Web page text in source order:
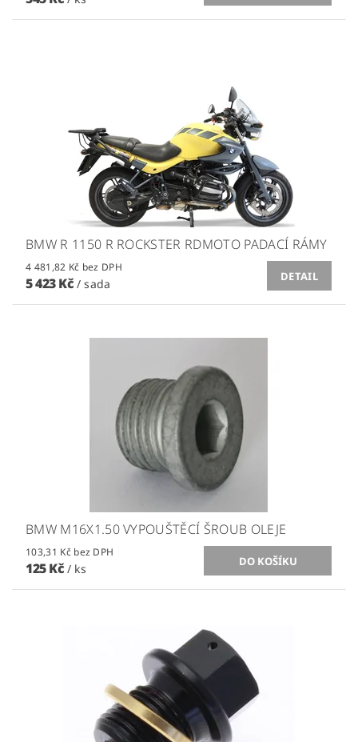
BMW R 1150 R ROCKSTER RDMOTO PADACÍ RÁMY
4 481,82 Kč bez DPH
5 423 Kč / sada
DETAIL
BMW M16X1.50 VYPOUŠTĚCÍ ŠROUB OLEJE
103,31 Kč bez DPH
125 Kč / ks